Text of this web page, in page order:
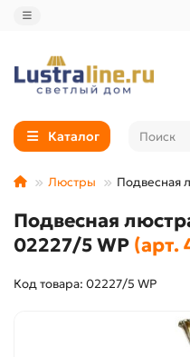
Каталог
Люстры Подвесная
Подвесная
02227/5 WP (арт.
Код товара: 02227/5 WP